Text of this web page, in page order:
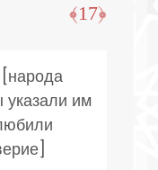
﴿17﴾
[народа
им